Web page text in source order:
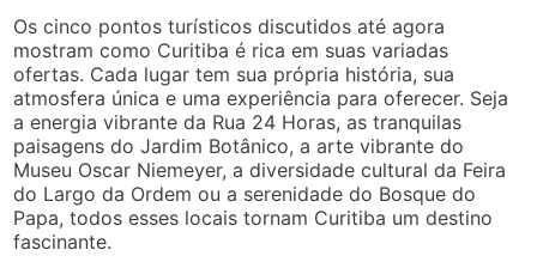
Os cinco pontos turísticos discutidos até agora
mostram como Curitiba é rica em suas variadas
ofertas. Cada lugar tem sua própria história, sua
atmosfera única e uma experiência para oferecer. Seja
a energia vibrante da Rua 24 Horas, as tranquilas
paisagens do Jardim Botânico, a arte vibrante do
Museu Oscar Niemeyer, a diversidade cultural da Feira
do Largo da Ordem ou a serenidade do Bosque do
Papa, todos esses locais tornam Curitiba um destino
fascinante.